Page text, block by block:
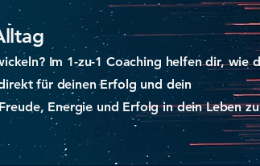
Im 1-zu-1 Coaching helfen dir, wie
für deinen Erfolg und dein
Energie und Erfolg in dein Leben zu